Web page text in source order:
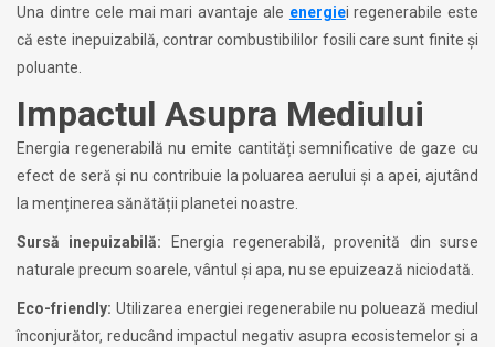
Una dintre cele mai mari avantaje ale energiei regenerabile este
că este inepuizabilă, contrar combustibililor fosili care sunt finite și
poluante.
Impactul Asupra Mediului
Energia regenerabilă nu emite cantități semnificative de gaze cu
efect de seră și nu contribuie la poluarea aerului și a apei, ajutând
la menținerea sănătății planetei noastre.
Sursă inepuizabilă: Energia regenerabilă, provenită din surse
naturale precum soarele, vântul și apa, nu se epuizează niciodată.
Eco-friendly: Utilizarea energiei regenerabile nu poluează mediul
înconjurător, reducând impactul negativ asupra ecosistemelor și a